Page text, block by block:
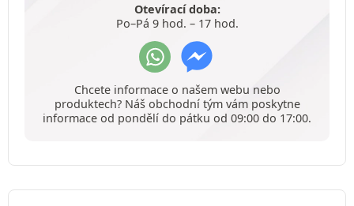
Otevírací doba:
Po–Pá 9 hod. – 17 hod.
Chcete informace o našem webu nebo
produktech? Náš obchodní tým vám poskytne
informace od pondělí do pátku od 09:00 do 17:00.